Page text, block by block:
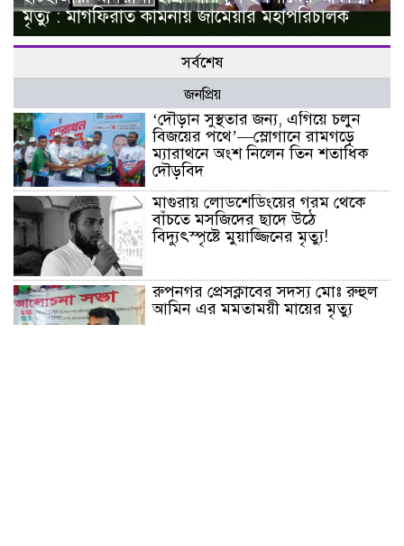
মৃত্যু : মাগফিরাত কামনায় জামেয়ার মহাপরিচালক
সর্বশেষ
জনপ্রিয়
‘দৌড়ান সুস্থতার জন্য, এগিয়ে চলুন
বিজয়ের পথে’—স্লোগানে রামগড়ে
ম্যারাথনে অংশ নিলেন তিন শতাধিক
দৌড়বিদ
মাগুরায় লোডশেডিংয়ের গরম থেকে
বাঁচতে মসজিদের ছাদে উঠে
বিদ্যুৎস্পৃষ্টে মুয়াজ্জিনের মৃত্যু!
রুপনগর প্রেসক্লাবের সদস্য মোঃ রুহুল
আমিন এর মমতাময়ী মায়ের মৃত্যু